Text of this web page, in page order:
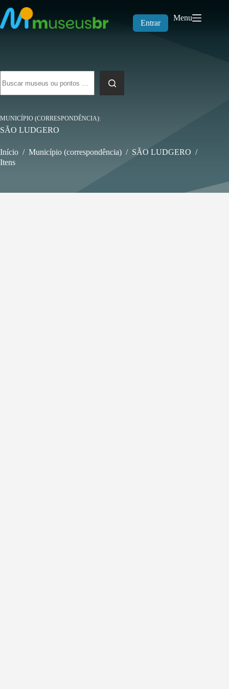
para
o
conteúdo
Entrar
Menu
resultados
MUNICÍPIO (CORRESPONDÊNCIA)
SÃO LUDGERO
Início / Município (correspondência) / SÃO LUDGERO /
Itens